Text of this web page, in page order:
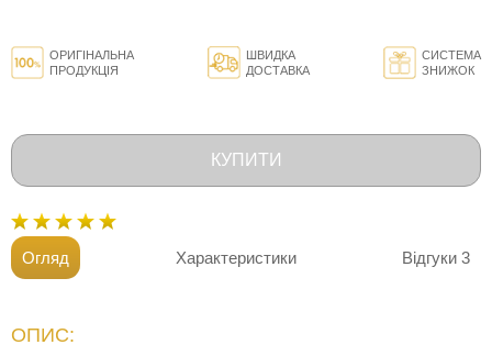
ОРИГІНАЛЬНА
ПРОДУКЦІЯ
ШВИДКА
ДОСТАВКА
СИСТЕМА
ЗНИЖОК
КУПИТИ
Огляд Характеристики Відгуки 3
ОПИС: